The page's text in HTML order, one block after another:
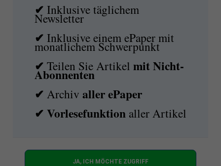
✔Inklusive täglichem
Newsletter
✔Inklusive einem ePaper mit
monatlichem Schwerpunkt
✔Teilen Sie ArtikelmitNicht-
Abonnenten
✔Archivaller ePaper
✔Vorlesefunktion aller Artikel
JA, ICH MÖCHTE ZUGRIFF